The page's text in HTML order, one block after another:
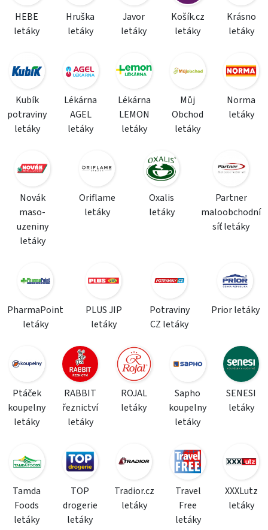
HEBE
letáky
Hruška
letáky
Javor
letáky
Košík.cz
letáky
Krásno
letáky
Kubík
potraviny
letáky
Lékárna
AGEL
letáky
Lékárna
LEMON
letáky
Můj
Obchod
letáky
Norma
letáky
Novák
maso-
uzeniny
letáky
Oriflame
letáky
Oxalis
letáky
Partner
maloobchodní
síť letáky
PharmaPoint
letáky
PLUS JIP
letáky
Potraviny
CZ letáky
Prior letáky
Ptáček
koupelny
letáky
RABBIT
řeznictví
letáky
ROJAL
letáky
Sapho
koupelny
letáky
SENESI
letáky
Tamda
Foods
letáky
TOP
drogerie
letáky
Tradior.cz
letáky
Travel
Free
letáky
XXXLutz
letáky